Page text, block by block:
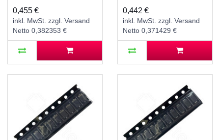
0,455 €
inkl. MwSt. zzgl. Versand
Netto 0,382353 €
0,442 €
inkl. MwSt. zzgl. Versand
Netto 0,371429 €